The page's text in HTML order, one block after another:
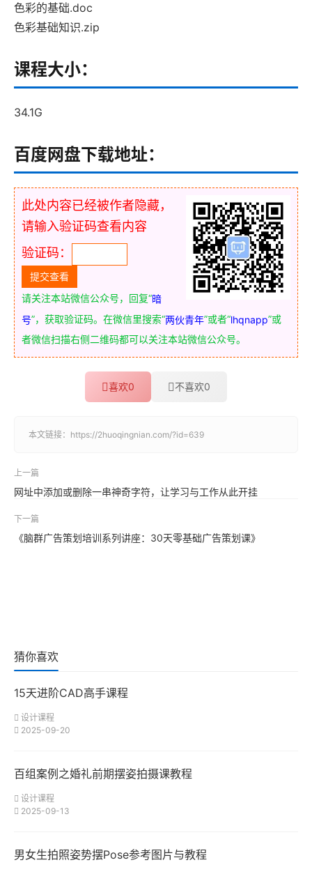
色彩的基础.doc
色彩基础知识.zip
课程大小：
34.1G
百度网盘下载地址：
此处内容已经被作者隐藏，
请输入验证码查看内容
验证码：
请关注本站微信公众号，回复“暗
号”，获取验证码。在微信里搜索“两伙青年”或者“lhqnapp”或
者微信扫描右侧二维码都可以关注本站微信公众号。
喜欢0 不喜欢0
本文链接： https://2huoqingnian.com/?id=639
上一篇
网址中添加或删除一串神奇字符，让学习与工作从此开挂
下一篇
《脑群广告策划培训系列讲座：30天零基础广告策划课》
猜你喜欢
15天进阶CAD高手课程
设计课程
2025-09-20
百组案例之婚礼前期摆姿拍摄课教程
设计课程
2025-09-13
男女生拍照姿势摆Pose参考图片与教程